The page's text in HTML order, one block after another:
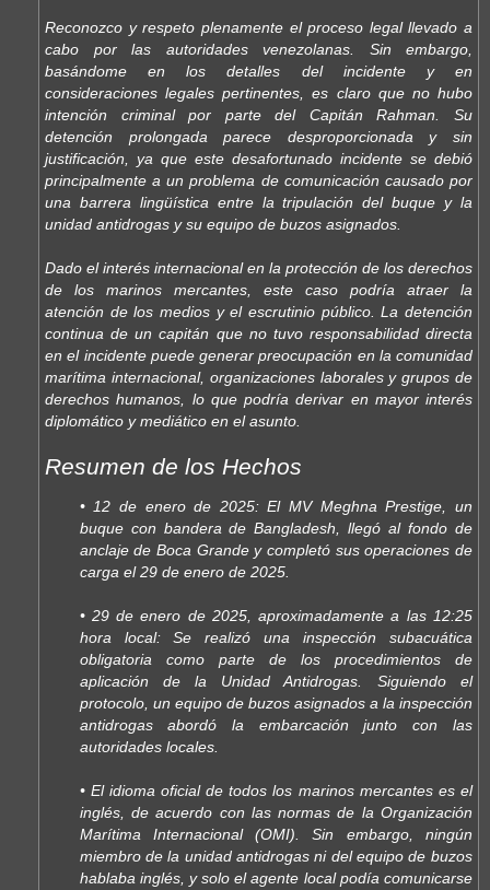
Reconozco y respeto plenamente el proceso legal llevado a
cabo por las autoridades venezolanas. Sin embargo,
basándome en los detalles del incidente y en
consideraciones legales pertinentes, es claro que no hubo
intención criminal por parte del Capitán Rahman. Su
detención prolongada parece desproporcionada y sin
justificación, ya que este desafortunado incidente se debió
principalmente a un problema de comunicación causado por
una barrera lingüística entre la tripulación del buque y la
unidad antidrogas y su equipo de buzos asignados.
Dado el interés internacional en la protección de los derechos
de los marinos mercantes, este caso podría atraer la
atención de los medios y el escrutinio público. La detención
continua de un capitán que no tuvo responsabilidad directa
en el incidente puede generar preocupación en la comunidad
marítima internacional, organizaciones laborales y grupos de
derechos humanos, lo que podría derivar en mayor interés
diplomático y mediático en el asunto.
Resumen de los Hechos
• 12 de enero de 2025: El MV Meghna Prestige, un
buque con bandera de Bangladesh, llegó al fondo de
anclaje de Boca Grande y completó sus operaciones de
carga el 29 de enero de 2025.
• 29 de enero de 2025, aproximadamente a las 12:25
hora local: Se realizó una inspección subacuática
obligatoria como parte de los procedimientos de
aplicación de la Unidad Antidrogas. Siguiendo el
protocolo, un equipo de buzos asignados a la inspección
antidrogas abordó la embarcación junto con las
autoridades locales.
• El idioma oficial de todos los marinos mercantes es el
inglés, de acuerdo con las normas de la Organización
Marítima Internacional (OMI). Sin embargo, ningún
miembro de la unidad antidrogas ni del equipo de buzos
hablaba inglés, y solo el agente local podía comunicarse